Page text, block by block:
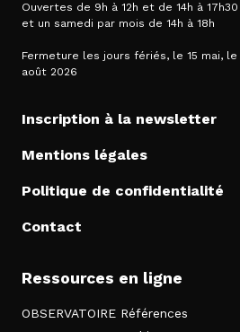
Ouvertes de 9h à 12h et de 14h à
et un samedi par mois de 14h à 18h
Fermeture les jours fériés, le 15 mai,
août 2026
Inscription à la newsletter
Mentions légales
Politique de confidentialité
Contact
Ressources en ligne
OBSERVATOIRE Références